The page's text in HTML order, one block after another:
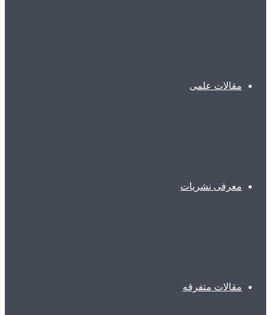
مقالات علمی
معرفی نشریات
مقالات متفرقه